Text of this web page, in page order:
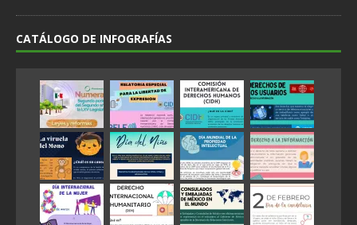
CATÁLOGO DE INFOGRAFÍAS